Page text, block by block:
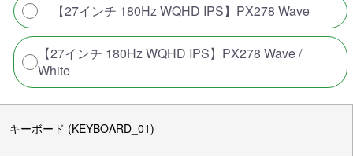
【27インチ 180Hz WQHD IPS】PX278 Wave
【27インチ 180Hz WQHD IPS】PX278 Wave /
White
キーボード (KEYBOARD_01)